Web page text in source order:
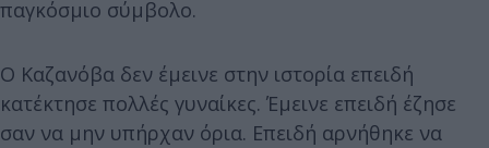
παγκόσμιο σύμβολο.
Ο Καζανόβα δεν έμεινε στην ιστορία επειδή
κατέκτησε πολλές γυναίκες. Έμεινε επειδή έζησε
σαν να μην υπήρχαν όρια. Επειδή αρνήθηκε να